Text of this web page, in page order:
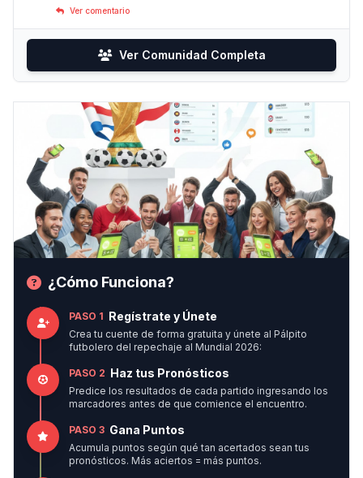
Ver comentario
Ver Comunidad Completa
¿Cómo Funciona?
PASO 1 Regístrate y Únete
Crea tu cuente de forma gratuita y únete al Pálpito
futbolero del repechaje al Mundial 2026:
PASO 2 Haz tus Pronósticos
Predice los resultados de cada partido ingresando los
marcadores antes de que comience el encuentro.
PASO 3 Gana Puntos
Acumula puntos según qué tan acertados sean tus
pronósticos. Más aciertos = más puntos.